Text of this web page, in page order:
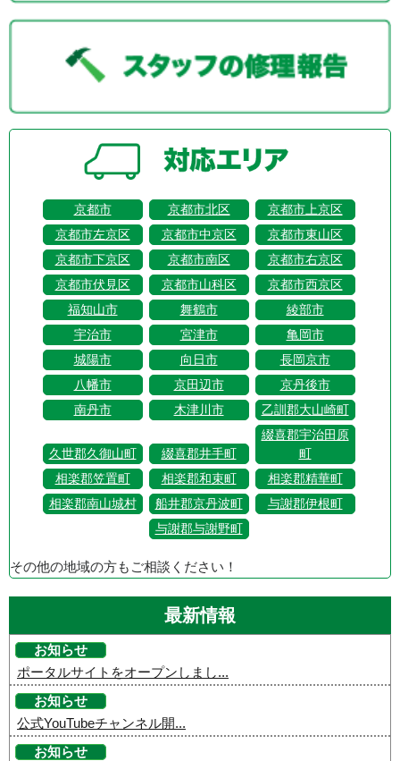
京都市 京都市北区
京都市上京区
京都市左京区
京都市中京区
京都市東山区
京都市下京区
京都市南区
京都市右京区
京都市伏見区
京都市山科区
京都市西京区
福知山市
舞鶴市
綾部市
宇治市
宮津市
亀岡市
城陽市
向日市
長岡京市
八幡市
京田辺市
京丹後市
南丹市
木津川市 乙訓郡大山崎町
久世郡久御山町 綴喜郡井手町
綴喜郡宇治田原
町
相楽郡笠置町
相楽郡和束町
相楽郡精華町
相楽郡南山城村
船井郡京丹波町
与謝郡伊根町
与謝郡与謝野町
その他の地域の方もご相談ください！
最新情報
お知らせ
ポータルサイトをオープンしまし...
お知らせ
公式YouTubeチャンネル開...
お知らせ